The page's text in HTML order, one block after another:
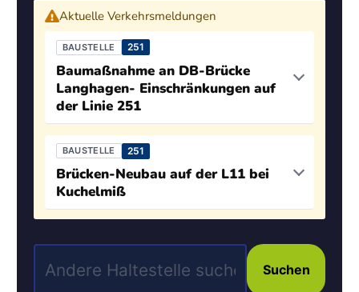
Aktuelle Verkehrsmeldungen
BAUSTELLE 251
Baumaßnahme an DB-Brücke
Langhagen- Einschränkungen auf
der Linie 251
BAUSTELLE 251
Brücken-Neubau auf der L11 bei
Kuchelmiß
Suchen